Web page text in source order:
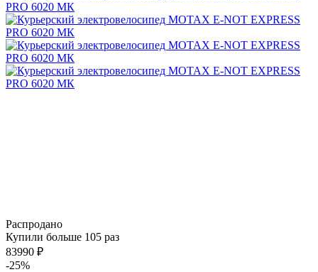
Распродано
Купили больше 105 раз
83990 ₽
-25%